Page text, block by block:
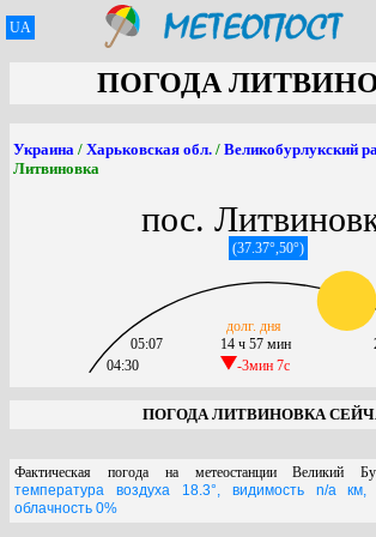
UA
ПОГОДА
Украина / Харьковская обл. / Великобурлукский
Литвиновка
пос.
(37.37°,50°)
04:30
05:07
14 ч 57 мин
-3мин 7c
долг. дня
ПОГОДА ЛИТВИНОВКА
Фактическая погода на метеостанции Великий
температура воздуха 18.3°, видимость n/a
облачность 0%